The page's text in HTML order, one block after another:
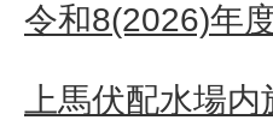
令和8(2026)年
上馬伏配水場